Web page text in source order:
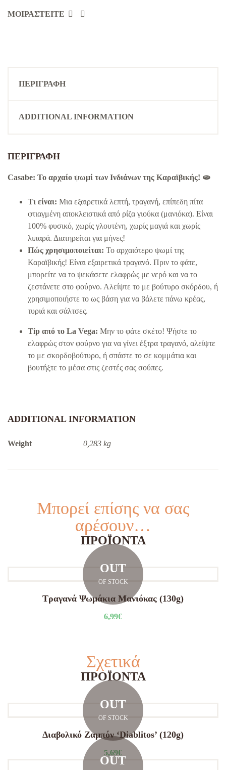
ΜΟΙΡΑΣΤΕΊΤΕ
ΠΕΡΙΓΡΑΦΉ
ADDITIONAL INFORMATION
ΠΕΡΙΓΡΑΦΉ
Casabe: Το αρχαίο ψωμί των Ινδιάνων της Καραϊβικής! 🫓
Τι είναι: Μια εξαιρετικά λεπτή, τραγανή, επίπεδη πίτα
φτιαγμένη αποκλειστικά από ρίζα γιούκα (μανιόκα). Είναι
100% φυσικό, χωρίς γλουτένη, χωρίς μαγιά και χωρίς
λιπαρά. Διατηρείται για μήνες!
Πώς χρησιμοποιείται: Το αρχαιότερο ψωμί της
Καραϊβικής! Είναι εξαιρετικά τραγανό. Πριν το φάτε,
μπορείτε να το ψεκάσετε ελαφρώς με νερό και να το
ζεστάνετε στο φούρνο. Αλείψτε το με βούτυρο σκόρδου, ή
χρησιμοποιήστε το ως βάση για να βάλετε πάνω κρέας,
τυριά και σάλτσες.
Tip από το La Vega: Μην το φάτε σκέτο! Ψήστε το
ελαφρώς στον φούρνο για να γίνει έξτρα τραγανό, αλείψτε
το με σκορδοβούτυρο, ή σπάστε το σε κομμάτια και
βουτήξτε το μέσα στις ζεστές σας σούπες.
ADDITIONAL INFORMATION
Weight 0,283 kg
Μπορεί επίσης να σας
αρέσουν…
ΠΡΟΪΌΝΤΑ
OUT
OF STOCK
Τραγανά Ψωμάκια Μανιόκας (130g)
6,99€
Σχετικά
ΠΡΟΪΌΝΤΑ
OUT
OF STOCK
Διαβολικό Ζαμπόν ‘Diablitos’ (120g)
5,69€
OUT